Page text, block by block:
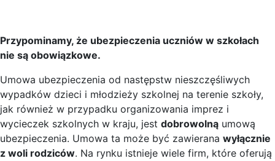
Przypominamy, że ubezpieczenia uczniów w szkołach
nie są obowiązkowe.
Umowa ubezpieczenia od następstw nieszczęśliwych
wypadków dzieci i młodzieży szkolnej na terenie szkoły,
jak również w przypadku organizowania imprez i
wycieczek szkolnych w kraju, jest dobrowolną umową
ubezpieczenia. Umowa ta może być zawierana wyłącznie
z woli rodziców. Na rynku istnieje wiele firm, które oferują